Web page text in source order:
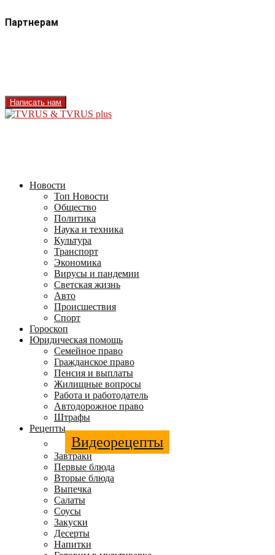
Партнерам
Написать нам
Новости
Топ Новости
Общество
Политика
Наука и техника
Культура
Транспорт
Экономика
Вирусы и пандемии
Светская жизнь
Авто
Происшествия
Спорт
Гороскоп
Юридическая помощь
Семейное право
Гражданское право
Пенсия и выплаты
Жилищные вопросы
Работа и работодатель
Автодорожное право
Штрафы
Рецепты
Видеорецепты
Завтраки
Первые блюда
Вторые блюда
Выпечка
Салаты
Соусы
Закуски
Десерты
Напитки